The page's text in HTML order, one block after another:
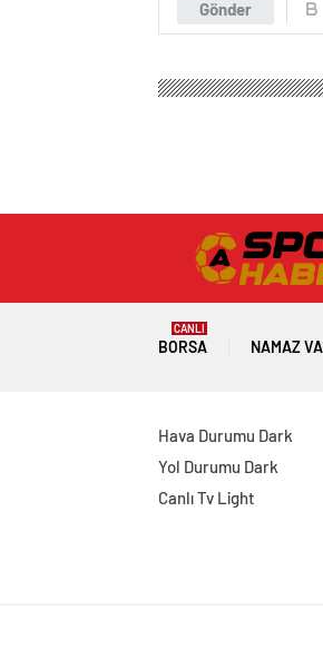
Gönder
BORSA
CANLI
NAMAZ
Hava Durumu Dark
Yol Durumu Dark
Canlı Tv Light